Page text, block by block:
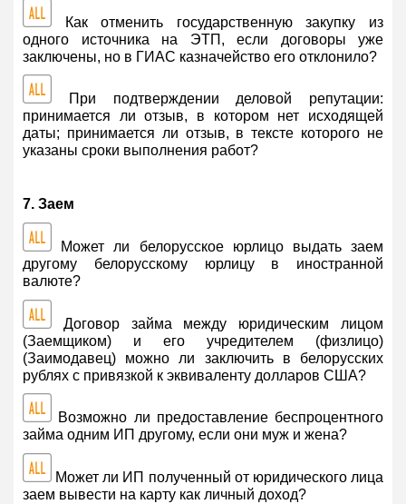
Как отменить государственную закупку из
одного источника на ЭТП, если договоры уже
заключены, но в ГИАС казначейство его отклонило?
При подтверждении деловой репутации:
принимается ли отзыв, в котором нет исходящей
даты; принимается ли отзыв, в тексте которого не
указаны сроки выполнения работ?
7. Заем
Может ли белорусское юрлицо выдать заем
другому белорусскому юрлицу в иностранной
валюте?
Договор займа между юридическим лицом
(Заемщиком) и его учредителем (физлицо)
(Заимодавец) можно ли заключить в белорусских
рублях с привязкой к эквиваленту долларов США?
Возможно ли предоставление беспроцентного
займа одним ИП другому, если они муж и жена?
Может ли ИП полученный от юридического лица
заем вывести на карту как личный доход?